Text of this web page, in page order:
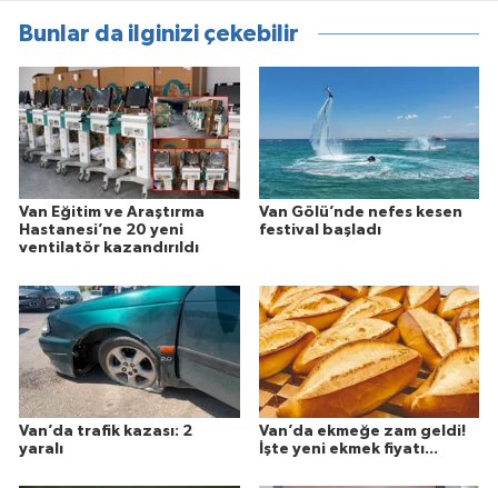
Bunlar da ilginizi çekebilir
Van Eğitim ve Araştırma
Hastanesi’ne 20 yeni
ventilatör kazandırıldı
Van Gölü’nde nefes kesen
festival başladı
Van’da trafik kazası: 2
yaralı
Van’da ekmeğe zam geldi!
İşte yeni ekmek fiyatı...